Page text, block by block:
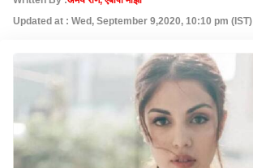
Updated at : Wed, September 9,2020, 10:10 pm (IST)